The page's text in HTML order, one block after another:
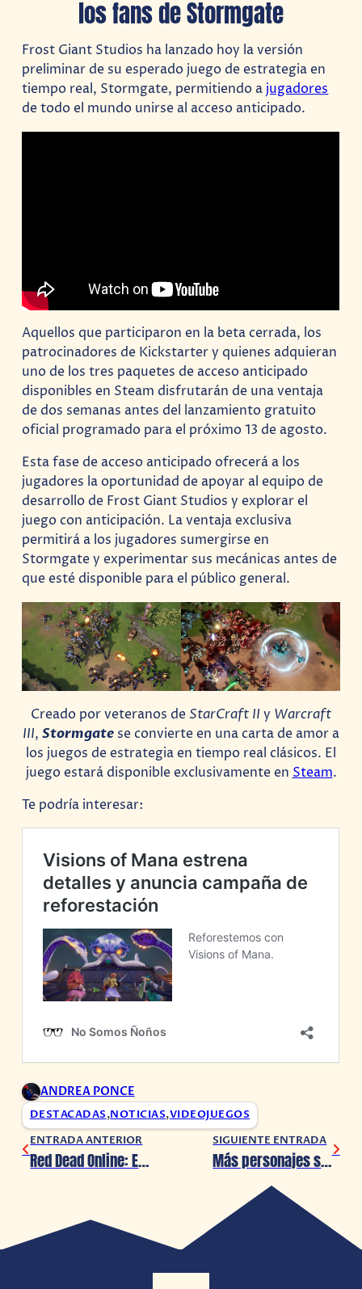
los fans de Stormgate
Frost Giant Studios ha lanzado hoy la versión
preliminar de su esperado juego de estrategia en
tiempo real, Stormgate, permitiendo a jugadores
de todo el mundo unirse al acceso anticipado.
Aquellos que participaron en la beta cerrada, los
patrocinadores de Kickstarter y quienes adquieran
uno de los tres paquetes de acceso anticipado
disponibles en Steam disfrutarán de una ventaja
de dos semanas antes del lanzamiento gratuito
oficial programado para el próximo 13 de agosto.
Esta fase de acceso anticipado ofrecerá a los
jugadores la oportunidad de apoyar al equipo de
desarrollo de Frost Giant Studios y explorar el
juego con anticipación. La ventaja exclusiva
permitirá a los jugadores sumergirse en
Stormgate y experimentar sus mecánicas antes de
que esté disponible para el público general.
Creado por veteranos de StarCraft II y Warcraft
III, Stormgate se convierte en una carta de amor a
los juegos de estrategia en tiempo real clásicos. El
juego estará disponible exclusivamente en Steam.
Te podría interesar:
ANDREA PONCE
DESTACADAS,NOTICIAS,VIDEOJUEGOS
ENTRADA ANTERIOR
Red Dead Online: Explora zonas desconocidas y obtén recompensas triples
SIGUIENTE ENTRADA
Más personajes se unen a DRAGON BALL: Sparking! ZERO